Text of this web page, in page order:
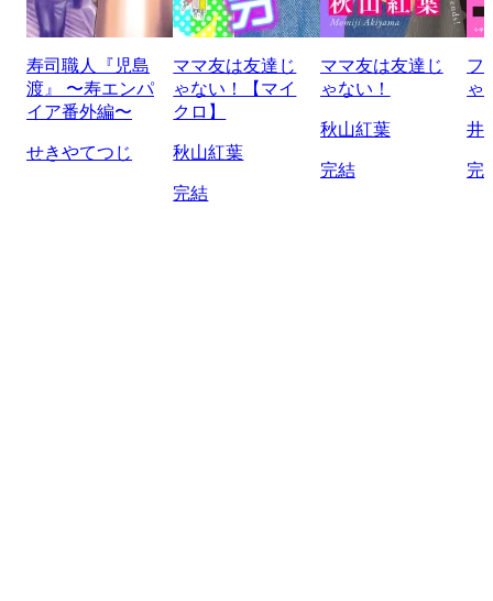
寿司職人『児島
渡』 〜寿エンパ
イア番外編〜
せきやてつじ
ママ友は友達じ
ゃない！【マイ
クロ】
秋山紅葉
完結
ママ友は友達じ
ゃない！
秋山紅葉
完結
フ
ゃ
井
完